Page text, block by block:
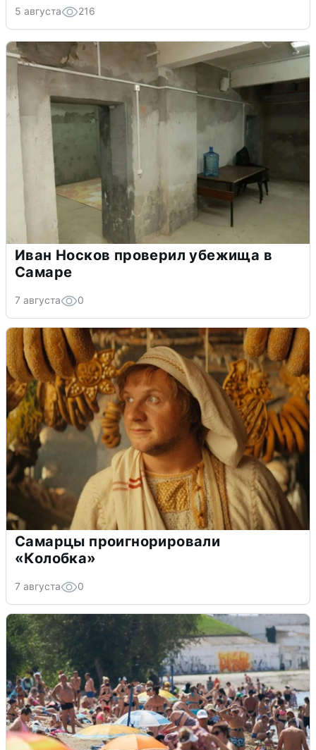
5 августа 216
Иван Носков проверил убежища в
Самаре
7 августа 0
Самарцы проигнорировали
«Колобка»
7 августа 0